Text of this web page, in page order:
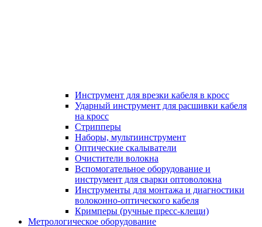
Инструмент для врезки кабеля в кросс
Ударный инструмент для расшивки кабеля
на кросс
Стрипперы
Наборы, мультиинструмент
Оптические скалыватели
Очистители волокна
Вспомогательное оборудование и
инструмент для сварки оптоволокна
Инструменты для монтажа и диагностики
волоконно-оптического кабеля
Кримперы (ручные пресс-клещи)
Метрологическое оборудование